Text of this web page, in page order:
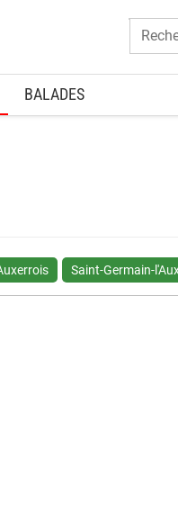
BALADES
Saint-Germain-